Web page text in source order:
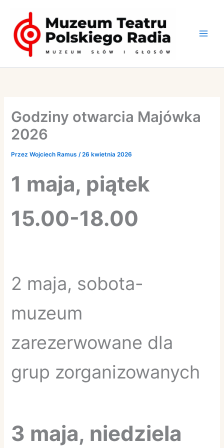
treści
Godziny otwarcia Majówka
2026
PrzezWojciech Ramus/26 kwietnia 2026
1 maja, piątek
15.00-18.00
2 maja, sobota-
muzeum
zarezerwowane dla
grup zorganizowanych
3 maja, niedziela